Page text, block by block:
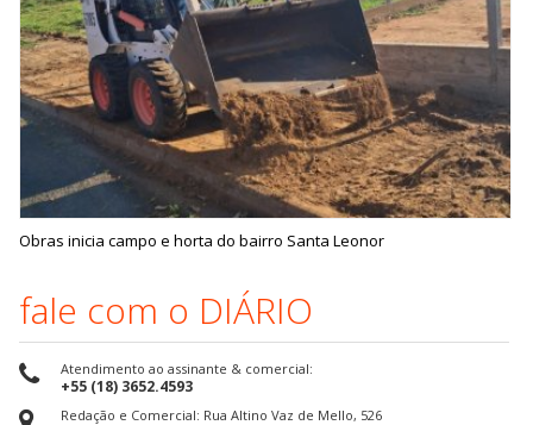
Obras inicia campo e horta do bairro Santa Leonor
fale com o DIÁRIO
Atendimento ao assinante & comercial:
+55 (18) 3652.4593
Redação e Comercial: Rua Altino Vaz de Mello, 526